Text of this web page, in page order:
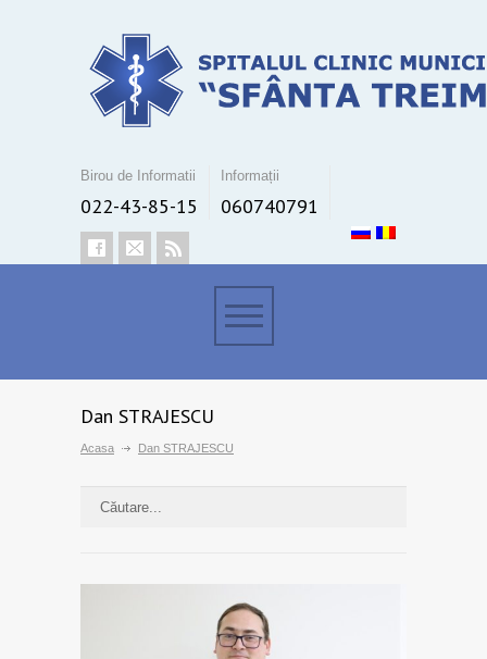
Birou de Informatii
022-43-85-15
Informații
060740791
Dan STRAJESCU
Acasa Dan STRAJESCU